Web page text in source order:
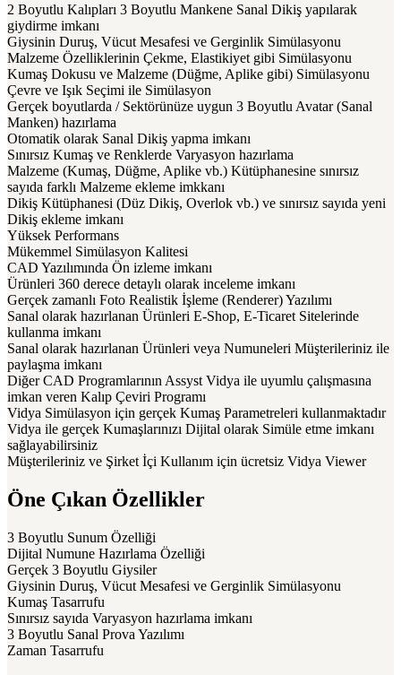
2 Boyutlu Kalıpları 3 Boyutlu Mankene Sanal Dikiş yapılarak
giydirme imkanı
Giysinin Duruş, Vücut Mesafesi ve Gerginlik Simülasyonu
Malzeme Özelliklerinin Çekme, Elastikiyet gibi Simülasyonu
Kumaş Dokusu ve Malzeme (Düğme, Aplike gibi) Simülasyonu
Çevre ve Işık Seçimi ile Simülasyon
Gerçek boyutlarda / Sektörünüze uygun 3 Boyutlu Avatar (Sanal
Manken) hazırlama
Otomatik olarak Sanal Dikiş yapma imkanı
Sınırsız Kumaş ve Renklerde Varyasyon hazırlama
Malzeme (Kumaş, Düğme, Aplike vb.) Kütüphanesine sınırsız
sayıda farklı Malzeme ekleme imkkanı
Dikiş Kütüphanesi (Düz Dikiş, Overlok vb.) ve sınırsız sayıda yeni
Dikiş ekleme imkanı
Yüksek Performans
Mükemmel Simülasyon Kalitesi
CAD Yazılımında Ön izleme imkanı
Ürünleri 360 derece detaylı olarak inceleme imkanı
Gerçek zamanlı Foto Realistik İşleme (Renderer) Yazılımı
Sanal olarak hazırlanan Ürünleri E-Shop, E-Ticaret Sitelerinde
kullanma imkanı
Sanal olarak hazırlanan Ürünleri veya Numuneleri Müşterileriniz ile
paylaşma imkanı
Diğer CAD Programlarının Assyst Vidya ile uyumlu çalışmasına
imkan veren Kalıp Çeviri Programı
Vidya Simülasyon için gerçek Kumaş Parametreleri kullanmaktadır
Vidya ile gerçek Kumaşlarınızı Dijital olarak Simüle etme imkanı
sağlayabilirsiniz
Müşterileriniz ve Şirket İçi Kullanım için ücretsiz Vidya Viewer
Öne Çıkan Özellikler
3 Boyutlu Sunum Özelliği
Dijital Numune Hazırlama Özelliği
Gerçek 3 Boyutlu Giysiler
Giysinin Duruş, Vücut Mesafesi ve Gerginlik Simülasyonu
Kumaş Tasarrufu
Sınırsız sayıda Varyasyon hazırlama imkanı
3 Boyutlu Sanal Prova Yazılımı
Zaman Tasarrufu